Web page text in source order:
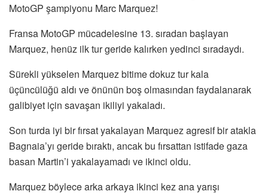
MotoGP şampiyonu Marc Marquez!
Fransa MotoGP mücadelesine 13. sıradan başlayan
Marquez, henüz ilk tur geride kalırken yedinci sıradaydı.
Sürekli yükselen Marquez bitime dokuz tur kala
üçüncülüğü aldı ve önünün boş olmasından faydalanarak
galibiyet için savaşan ikiliyi yakaladı.
Son turda iyi bir fırsat yakalayan Marquez agresif bir atakla
Bagnaia’yı geride bıraktı, ancak bu fırsattan istifade gaza
basan Martin’i yakalayamadı ve ikinci oldu.
Marquez böylece arka arkaya ikinci kez ana yarışı